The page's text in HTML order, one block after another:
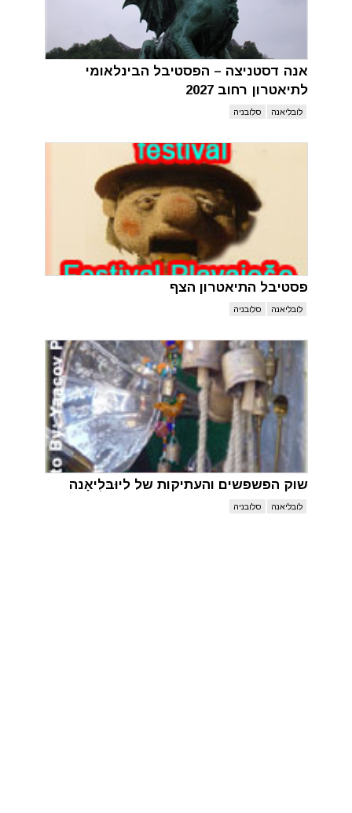
אנה דסטניצה – הפסטיבל הבינלאומי
לתיאטרון רחוב 2027
לובליאנה סלובניה
פסטיבל התיאטרון הצף
לובליאנה סלובניה
שוק הפשפשים והעתיקות של ליוּבּלִיאָנה
לובליאנה סלובניה